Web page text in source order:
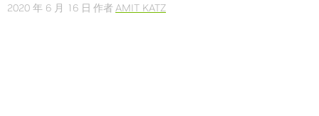
2020 年 6 月 16 日 作者 AMIT KATZ